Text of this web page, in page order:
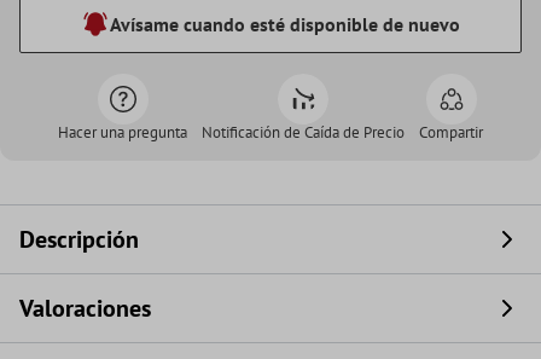
Avísame cuando esté disponible de nuevo
Hacer una pregunta Notificación de Caída de Precio Compartir
Descripción
Valoraciones